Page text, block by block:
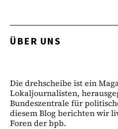
ÜBER UNS
Die drehscheibe ist ein
Lokaljournalisten,
Bundeszentrale für
diesem Blog berichten wir
Foren der bpb.